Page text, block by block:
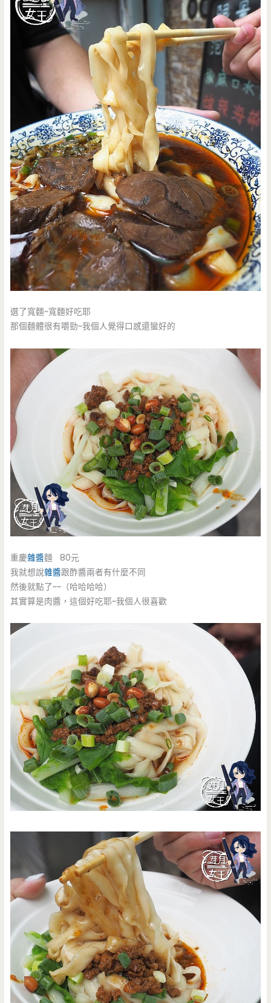
選了寬麵~寬麵好吃耶
那個麵體很有嚼勁~我個人覺得口感還蠻好的
重慶雜醬麵 80元
我就想說雜醬跟酢醬兩者有什麼不同
然後就點了~~（哈哈哈哈）
其實算是肉醬，這個好吃耶~我個人很喜歡